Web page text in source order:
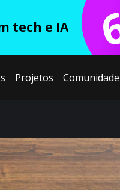
tech e IA
Projetos Comunidade